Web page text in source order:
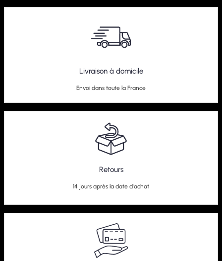
Livraison à domicile
Envoi dans toute la France
Retours
14 jours après la date d'achat